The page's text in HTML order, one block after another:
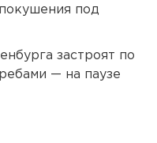
под
застроят по
— на паузе